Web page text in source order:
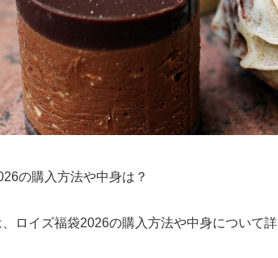
の購入方法や中身は？
ロイズ福袋2026の購入方法や中身について詳